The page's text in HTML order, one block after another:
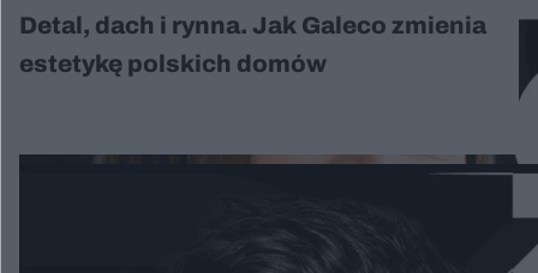
Detal, dach i rynna. Jak Galeco zmienia
estetykę polskich domów